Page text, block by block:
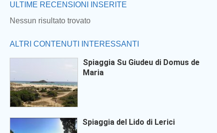
ULTIME RECENSIONI INSERITE
Nessun risultato trovato
ALTRI CONTENUTI INTERESSANTI
Spiaggia Su Giudeu di Domus de
Maria
Spiaggia del Lido di Lerici